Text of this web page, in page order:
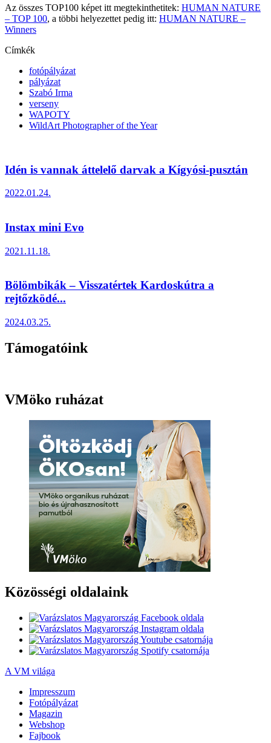
Az összes TOP100 képet itt megtekinthetitek: HUMAN NATURE
– TOP 100, a többi helyezettet pedig itt: HUMAN NATURE –
Winners
Címkék
fotópályázat
pályázat
Szabó Irma
verseny
WAPOTY
WildArt Photographer of the Year
Idén is vannak áttelelő darvak a Kígyósi-pusztán
2022.01.24.
Instax mini Evo
2021.11.18.
Bölömbikák – Visszatértek Kardoskútra a
rejtőzködé...
2024.03.25.
Támogatóink
VMöko ruházat
Közösségi oldalaink
A VM világa
Impresszum
Fotópályázat
Magazin
Webshop
Fajbook